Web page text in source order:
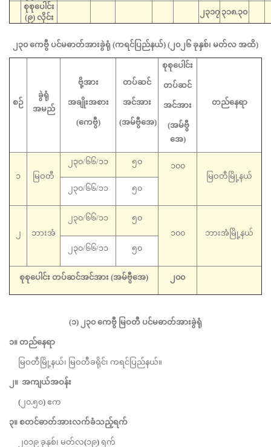
စုစုပေါင်း
(၉) လိုင်း
၂၃၁၇ ၃၁၈.၃၀
၂၃၀ ကေဗွီ ပင်မဓာတ်အားခွဲရုံ (ကရင်ပြည်နယ်) ( ၂၀၂၆ ခုနှစ်၊ မတ်လ အထိ)
စဉ်
ခွဲရုံ
အမည်
ဗို့အား
အချိုးအစား
(ကေဗွီ)
တပ်ဆင်
အင်အား
(အမ်ဗွီအေ)
စုစုပေါင်း
တပ်ဆင်
အင်အား
(အမ်ဗွီ
အေ)
တည်နေရာ
၁ မြဝတီ
၂၃၀/၆၆/၁၁ ၅၀
၁၀၀
မြဝတီမြို့နယ်
၂၃၀/၆၆/၁၁
၅၀
၂ ဘားအံ
၂၃၀/၆၆/၁၁
၅၀
၁၀၀
ဘားအံမြို့နယ်
၂၃၀/၆၆/၁၁
၅၀
စုစုပေါင်း တပ်ဆင်အင်အား (အမ်ဗွီအေ) ၂၀၀
(၁) ၂၃၀ ကေဗွီ မြဝတီ ပင်မဓာတ်အားခွဲရုံ
၁။ တည်နေရာ
မြဝတီမြို့နယ်၊ မြဝတီခရိုင်၊ ကရင်ပြည်နယ်။
၂။ အကျယ်အဝန်း
( ၂၀.၅၀) ဧက
၃။ စတင်ဓာတ်အားလက်ခံသည့်ရက်
၂၀၁၉ ခုနှစ်၊ မတ်လ(၁၉) ရက်